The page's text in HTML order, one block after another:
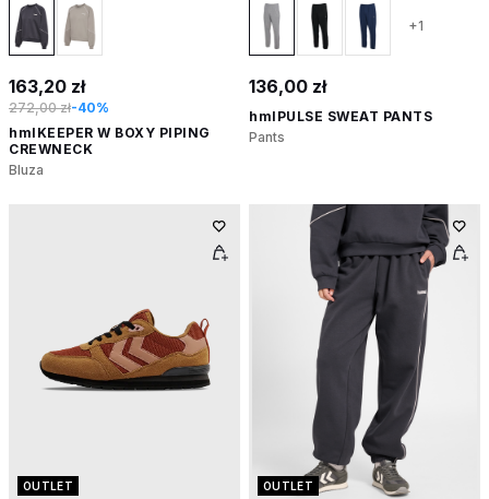
163,20 zł
272,00 zł-40%
hmlKEEPER W BOXY PIPING
CREWNECK
Bluza
+1
136,00 zł
hmlPULSE SWEAT PANTS
Pants
OUTLET OUTLET